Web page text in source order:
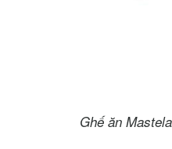
Ghế ăn Mastela